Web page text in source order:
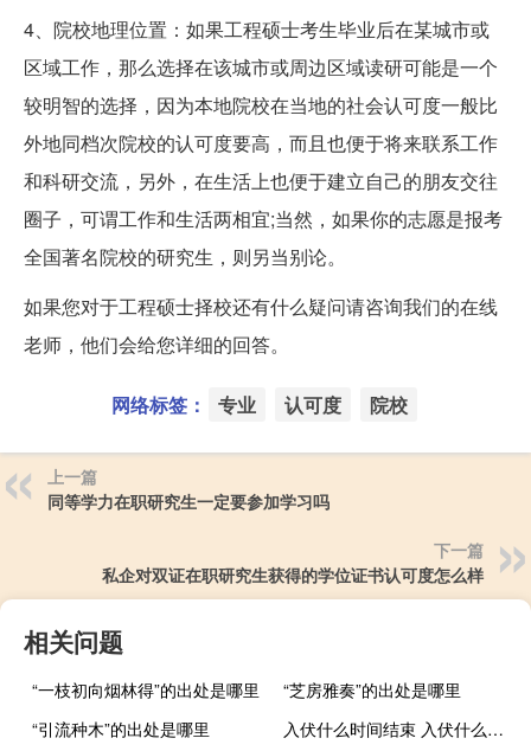
4、院校地理位置：如果工程硕士考生毕业后在某城市或
区域工作，那么选择在该城市或周边区域读研可能是一个
较明智的选择，因为本地院校在当地的社会认可度一般比
外地同档次院校的认可度要高，而且也便于将来联系工作
和科研交流，另外，在生活上也便于建立自己的朋友交往
圈子，可谓工作和生活两相宜;当然，如果你的志愿是报考
全国著名院校的研究生，则另当别论。
如果您对于工程硕士择校还有什么疑问请咨询我们的在线
老师，他们会给您详细的回答。
网络标签： 专业 认可度 院校
上一篇
同等学力在职研究生一定要参加学习吗
下一篇
私企对双证在职研究生获得的学位证书认可度怎么样
相关问题
“一枝初向烟林得”的出处是哪里
“芝房雅奏”的出处是哪里
“引流种木”的出处是哪里
入伏什么时间结束 入伏什么意思